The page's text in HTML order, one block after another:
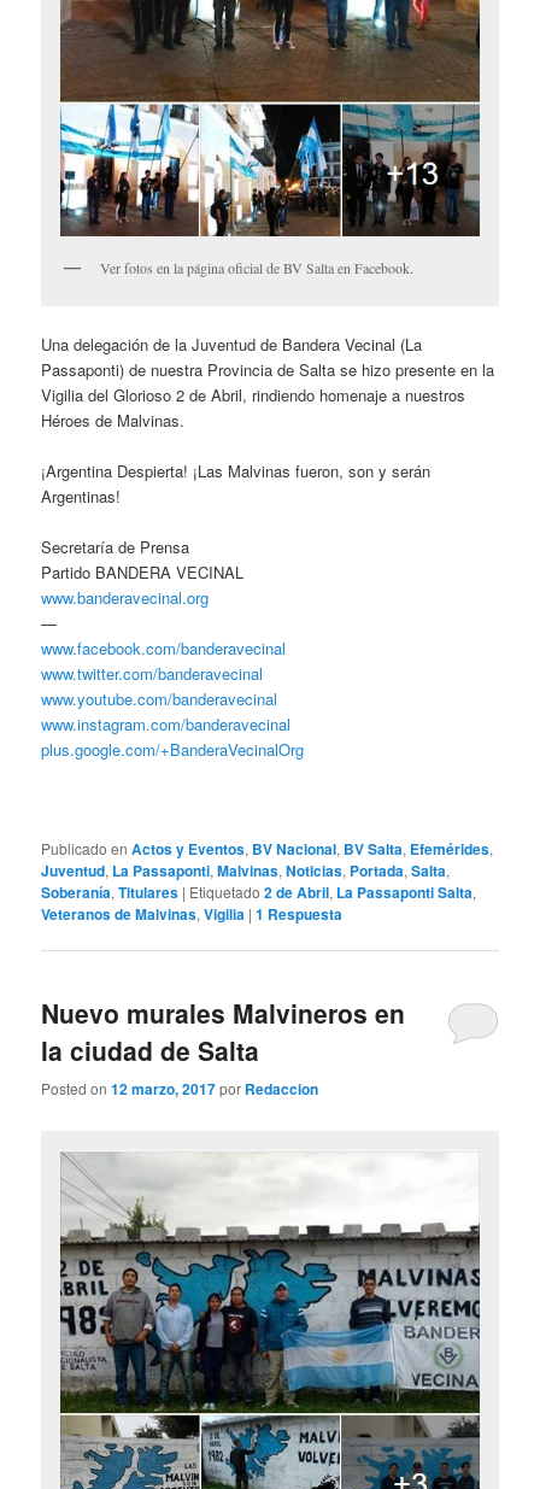
Ver fotos en la página oficial de BV Salta en Facebook.
Una delegación de la Juventud de Bandera Vecinal (La
Passaponti) de nuestra Provincia de Salta se hizo presente en la
Vigilia del Glorioso 2 de Abril, rindiendo homenaje a nuestros
Héroes de Malvinas.
¡Argentina Despierta! ¡Las Malvinas fueron, son y serán
Argentinas!
Secretaría de Prensa
Partido BANDERA VECINAL
www.banderavecinal.org
—
www.facebook.com/banderavecinal
www.twitter.com/banderavecinal
www.youtube.com/banderavecinal
www.instagram.com/banderavecinal
plus.google.com/+BanderaVecinalOrg
Publicado en Actos y Eventos, BV Nacional, BV Salta, Efemérides,
Juventud, La Passaponti,Malvinas,Noticias, Portada,Salta,
Soberanía,Titulares | Etiquetado 2 de Abril, La Passaponti Salta,
Veteranos de Malvinas,Vigilia |1 Respuesta
Nuevo murales Malvineros en
la ciudad de Salta
Posted on12 marzo, 2017por Redaccion